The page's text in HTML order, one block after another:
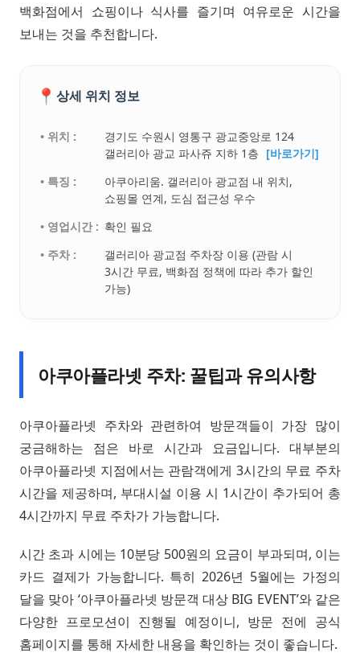
백화점에서 쇼핑이나 식사를 즐기며 여유로운 시간을
보내는 것을 추천합니다.
📍 상세 위치 정보
• 위치 :
경기도 수원시 영통구 광교중앙로 124
갤러리아 광교 파사쥬 지하 1층 [바로가기]
• 특징 :
아쿠아리움. 갤러리아 광교점 내 위치,
쇼핑몰 연계, 도심 접근성 우수
• 영업시간 : 확인 필요
• 주차 :
갤러리아 광교점 주차장 이용 (관람 시
3시간 무료, 백화점 정책에 따라 추가 할인
가능)
아쿠아플라넷 주차: 꿀팁과 유의사항
아쿠아플라넷 주차와 관련하여 방문객들이 가장 많이
궁금해하는 점은 바로 시간과 요금입니다. 대부분의
아쿠아플라넷 지점에서는 관람객에게 3시간의 무료 주차
시간을 제공하며, 부대시설 이용 시 1시간이 추가되어 총
4시간까지 무료 주차가 가능합니다.
시간 초과 시에는 10분당 500원의 요금이 부과되며, 이는
카드 결제가 가능합니다. 특히 2026년 5월에는 가정의
달을 맞아 ‘아쿠아플라넷 방문객 대상 BIG EVENT’와 같은
다양한 프로모션이 진행될 예정이니, 방문 전에 공식
홈페이지를 통해 자세한 내용을 확인하는 것이 좋습니다.